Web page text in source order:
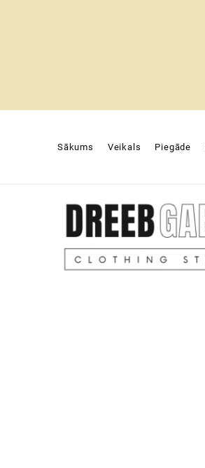
Sākums Veikals Piegāde